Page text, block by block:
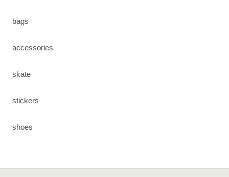
bags
accessories
skate
stickers
shoes